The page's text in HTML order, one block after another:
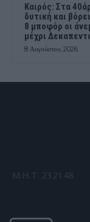
Καιρός: Στα
δυτική και
8 μποφόρ οι
μέχρι
8 Αυγούστου, 2026
Μ.Η.Τ. 232148